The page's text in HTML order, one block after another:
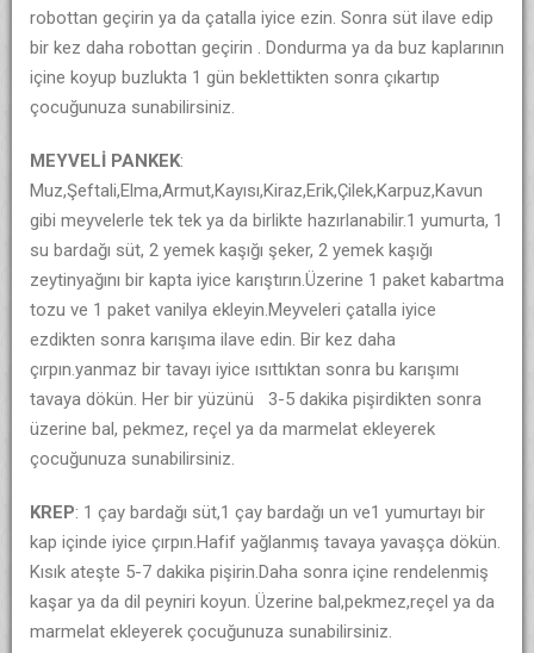
robottan geçirin ya da çatalla iyice ezin. Sonra süt ilave edip
bir kez daha robottan geçirin . Dondurma ya da buz kaplarının
içine koyup buzlukta 1 gün beklettikten sonra çıkartıp
çocuğunuza sunabilirsiniz.
MEYVELİ PANKEK:
Muz,Şeftali,Elma,Armut,Kayısı,Kiraz,Erik,Çilek,Karpuz,Kavun
gibi meyvelerle tek tek ya da birlikte hazırlanabilir.1 yumurta, 1
su bardağı süt, 2 yemek kaşığı şeker, 2 yemek kaşığı
zeytinyağını bir kapta iyice karıştırın.Üzerine 1 paket kabartma
tozu ve 1 paket vanilya ekleyin.Meyveleri çatalla iyice
ezdikten sonra karışıma ilave edin. Bir kez daha
çırpın.yanmaz bir tavayı iyice ısıttıktan sonra bu karışımı
tavaya dökün. Her bir yüzünü 3-5 dakika pişirdikten sonra
üzerine bal, pekmez, reçel ya da marmelat ekleyerek
çocuğunuza sunabilirsiniz.
KREP: 1 çay bardağı süt,1 çay bardağı un ve1 yumurtayı bir
kap içinde iyice çırpın.Hafif yağlanmış tavaya yavaşça dökün.
Kısık ateşte 5-7 dakika pişirin.Daha sonra içine rendelenmiş
kaşar ya da dil peyniri koyun. Üzerine bal,pekmez,reçel ya da
marmelat ekleyerek çocuğunuza sunabilirsiniz.